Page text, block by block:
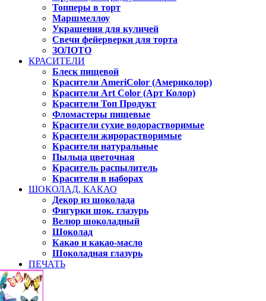
Топперы в торт
Маршмеллоу
Украшения для куличей
Свечи фейерверки для торта
ЗОЛОТО
КРАСИТЕЛИ
Блеск пищевой
Красители AmeriColor (Америколор)
Красители Art Color (Арт Колор)
Красители Топ Продукт
Фломастеры пищевые
Красители сухие водорастворимые
Красители жирорастворимые
Красители натуральные
Пыльца цветочная
Краситель распылитель
Красители в наборах
ШОКОЛАД, КАКАО
Декор из шоколада
Фигурки шок. глазурь
Велюр шоколадный
Шоколад
Какао и какао-масло
Шоколадная глазурь
ПЕЧАТЬ